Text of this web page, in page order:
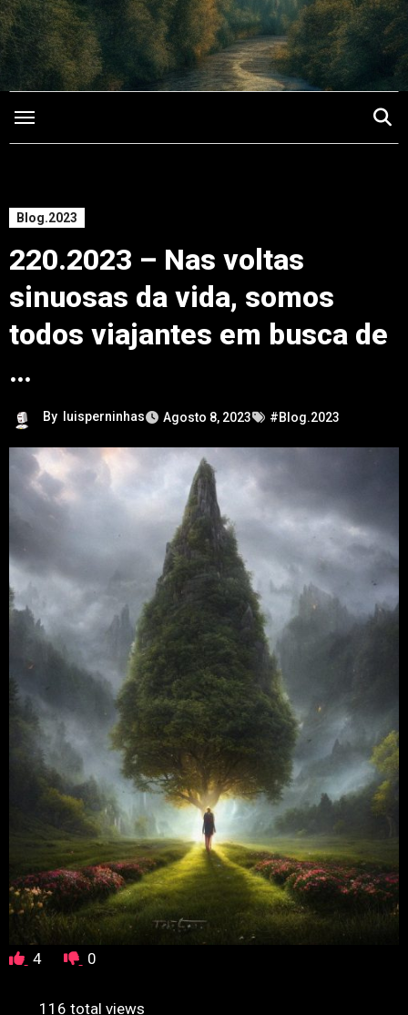
Saltar
para
o
conteúdo
Blog.2023
220.2023 – Nas voltas
sinuosas da vida, somos
todos viajantes em busca de
…
By luisperninhas Agosto 8, 2023 #Blog.2023
4 0
116 total views